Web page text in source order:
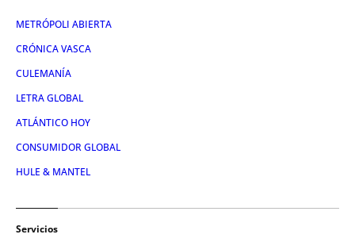
METRÓPOLI ABIERTA
CRÓNICA VASCA
CULEMANÍA
LETRA GLOBAL
ATLÁNTICO HOY
CONSUMIDOR GLOBAL
HULE & MANTEL
Servicios